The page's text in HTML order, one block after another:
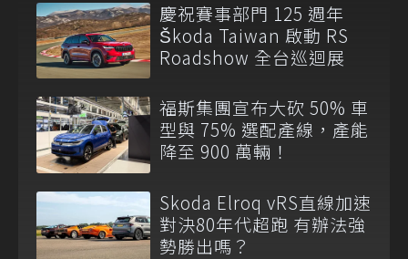
慶祝賽事部門 125 週年
Škoda Taiwan 啟動 RS
Roadshow 全台巡迴展
福斯集團宣布大砍 50% 車
型與 75% 選配產線，產能
降至 900 萬輛！
Skoda Elroq vRS直線加速
對決80年代超跑 有辦法強
勢勝出嗎？